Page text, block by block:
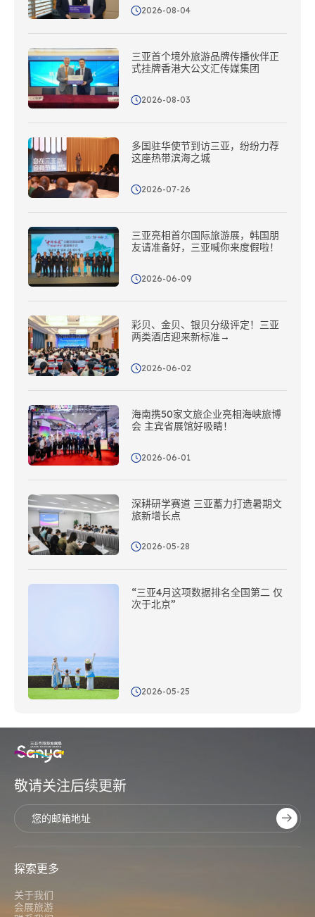
2026-08-04
三亚首个境外旅游品牌传播伙伴正
式挂牌香港大公文汇传媒集团
2026-08-03
多国驻华使节到访三亚，纷纷力荐
这座热带滨海之城
2026-07-26
三亚亮相首尔国际旅游展，韩国朋
友请准备好，三亚喊你来度假啦！
2026-06-09
彩贝、金贝、银贝分级评定！三亚
两类酒店迎来新标准→
2026-06-02
海南携50家文旅企业亮相海峡旅博
会 主宾省展馆好吸睛！
2026-06-01
深耕研学赛道 三亚蓄力打造暑期文
旅新增长点
2026-05-28
“三亚4月这项数据排名全国第二 仅
次于北京”
2026-05-25
敬请关注后续更新
探索更多
关于我们
会展旅游